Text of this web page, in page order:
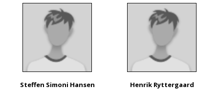
Steffen Simoni Hansen Henrik Ryttergaard